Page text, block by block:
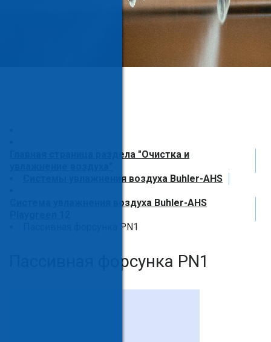
Главная страница раздела "Очистка и
Системы увлажнения воздуха Buhler-AHS
Система увлажнения воздуха Buhler-AHS
Пассивная форсунка PN1
Пассивная форсунка PN1